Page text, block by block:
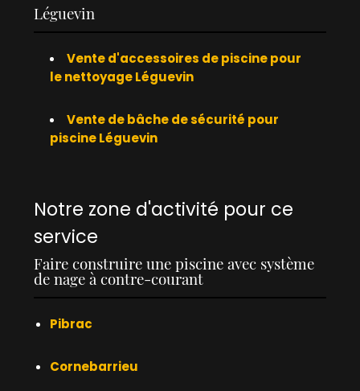
Léguevin
Vente d'accessoires de piscine pour
le nettoyage Léguevin
Vente de bâche de sécurité pour
piscine Léguevin
Notre zone d'activité pour ce
service
Faire construire une piscine avec système
de nage à contre-courant
Pibrac
Cornebarrieu